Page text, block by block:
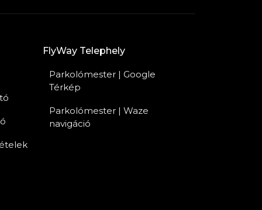
FlyWay Telephely
Parkolómester | Google
Térkép
Parkolómester | Waze
navigáció